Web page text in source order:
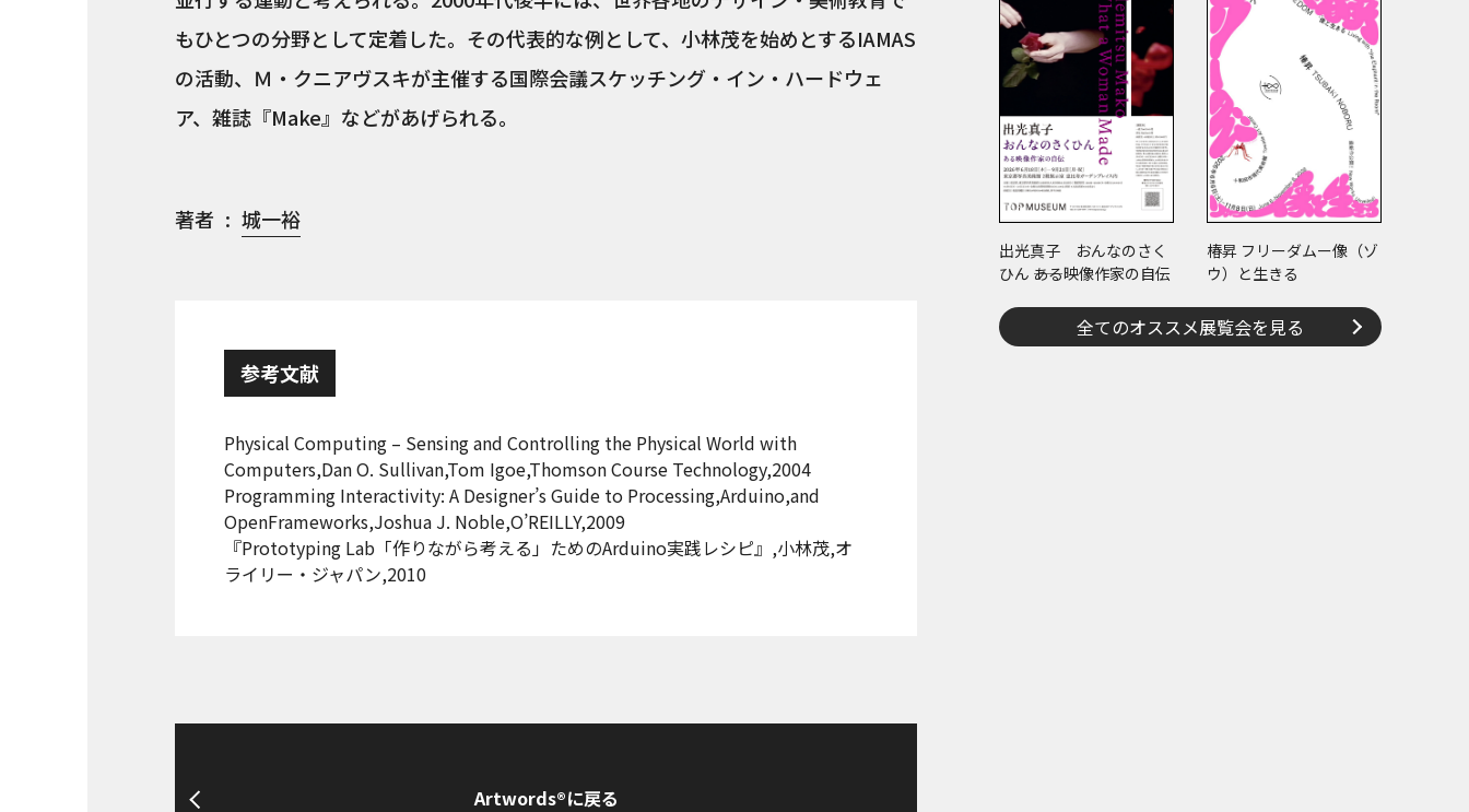
もひとつの分野として定着した。その代表的な例として、小林茂を始めとするIAMAS
の活動、Ｍ・クニアヴスキが主催する国際会議スケッチング・イン・ハードウェ
ア、雑誌『Make』などがあげられる。
著者 城一裕
参考文献
Physical Computing – Sensing and Controlling the Physical World with
Computers,Dan O. Sullivan,Tom Igoe,Thomson Course Technology,2004
Programming Interactivity: A Designer’s Guide to Processing,Arduino,and
OpenFrameworks,Joshua J. Noble,O’REILLY,2009
『Prototyping Lab「作りながら考える」ためのArduino実践レシピ』,小林茂,オ
ライリー・ジャパン,2010
Artwords®に戻る
出光真子 おんなのさく
ひん ――ある映像作家の自伝
椿昇 フリーダムー像（ゾ
ウ）と生きる
全てのオススメ展覧会を見る